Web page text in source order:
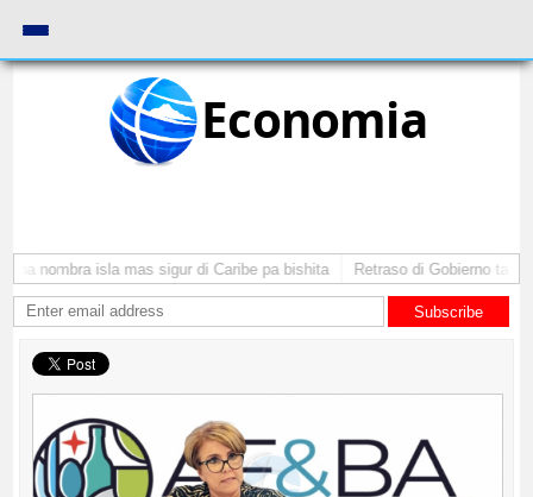
Economia
nombra isla mas sigur di Caribe pa bishita Retraso di Gobierno ta
Subscribe